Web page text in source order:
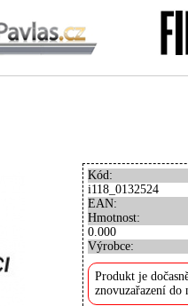
Kód:
i118_0132524
EAN:
Hmotnost:
0.000
Výrobce:
Produkt je
znovuzařazení